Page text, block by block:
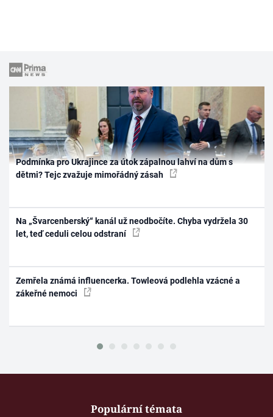
Podmínka pro Ukrajince za útok zápalnou lahví na dům s
dětmi? Tejc zvažuje mimořádný zásah
Na „Švarcenberský“ kanál už neodbočíte. Chyba vydržela 30
let, teď ceduli celou odstraní
Zemřela známá influencerka. Towleová podlehla vzácné a
zákeřné nemoci
Populární témata